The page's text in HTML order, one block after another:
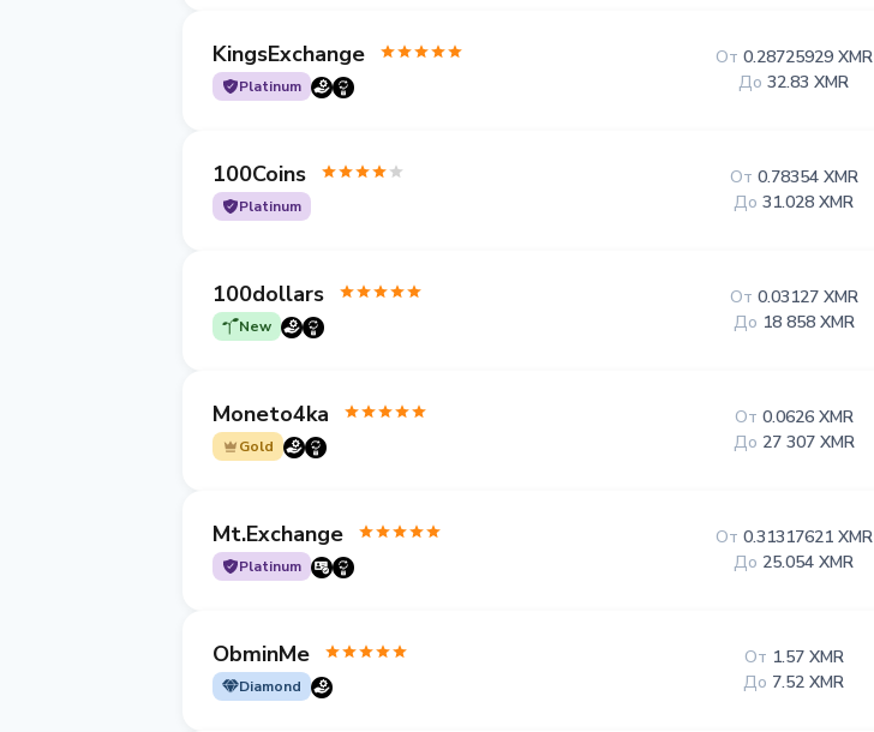
KingsExchange
Platinum
От 0.28725929 XMR
До 32.83 XMR
100Coins
Platinum
От 0.78354 XMR
До 31.028 XMR
100dollars
New
От 0.03127 XMR
До 18 858 XMR
Moneto4ka
Gold
От 0.0626 XMR
До 27 307 XMR
Mt.Exchange
Platinum
От 0.31317621 XMR
До 25.054 XMR
ObminMe
Diamond
От 1.57 XMR
До 7.52 XMR